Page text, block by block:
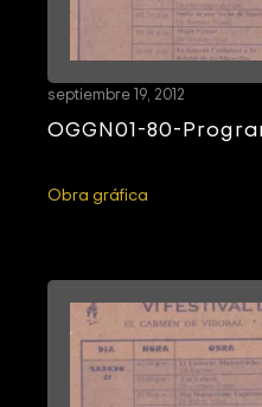
OGGN01-80-
septiembre 19, 2012
Obra gráfica